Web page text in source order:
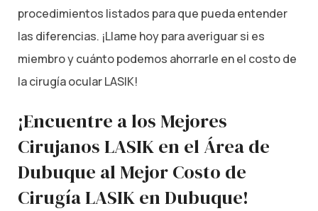
procedimientos listados para que pueda entender
las diferencias. ¡Llame hoy para averiguar si es
miembro y cuánto podemos ahorrarle en el costo de
la cirugía ocular LASIK!
¡Encuentre a los Mejores
Cirujanos LASIK en el Área de
Dubuque al Mejor Costo de
Cirugía LASIK en Dubuque!